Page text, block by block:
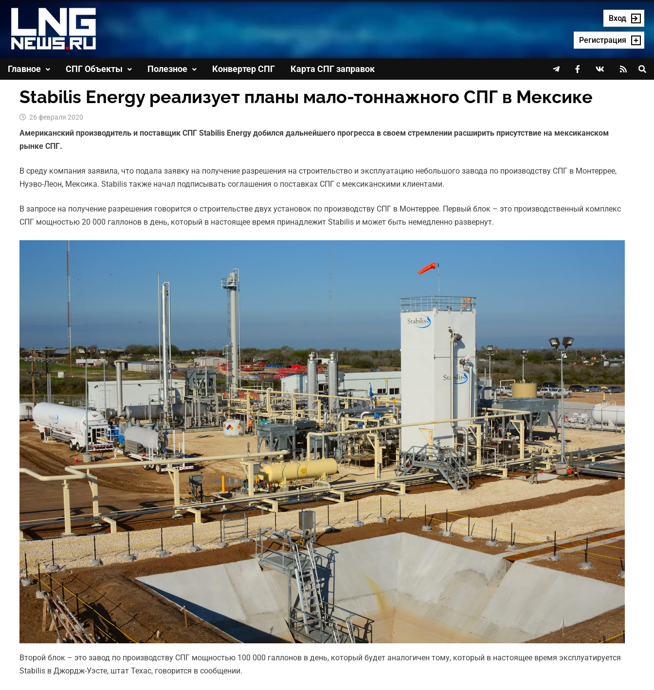
содержимому
Вход
Регистрация
Главное СПГ Объекты Полезное Конвертер СПГ Карта СПГ заправок    
Stabilis Energy реализует планы мало-тоннажного СПГ в Мексике
26 февраля 2020
Американский производитель и поставщик СПГ Stabilis Energy добился дальнейшего прогресса в своем стремлении расширить присутствие на мексиканском
рынке СПГ.
В среду компания заявила, что подала заявку на получение разрешения на строительство и эксплуатацию небольшого завода по производству СПГ в Монтеррее,
Нуэво-Леон, Мексика. Stabilis также начал подписывать соглашения о поставках СПГ с мексиканскими клиентами.
В запросе на получение разрешения говорится о строительстве двух установок по производству СПГ в Монтеррее. Первый блок – это производственный комплекс
СПГ мощностью 20 000 галлонов в день, который в настоящее время принадлежит Stabilis и может быть немедленно развернут.
Второй блок – это завод по производству СПГ мощностью 100 000 галлонов в день, который будет аналогичен тому, который в настоящее время эксплуатируется
Stabilis в Джордж-Уэсте, штат Техас, говорится в сообщении.